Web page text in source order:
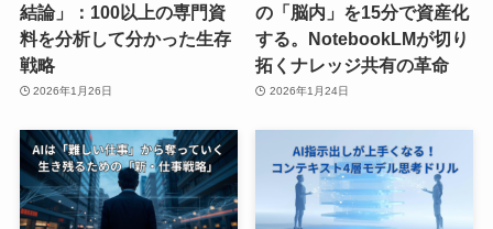
結論」：100以上の専門資
料を分析して分かった生存
戦略
2026年1月26日
の「脳内」を15分で資産化
する。NotebookLMが切り
拓くナレッジ共有の革命
2026年1月24日